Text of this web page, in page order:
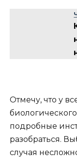
Отмечу, что у
подробные
разобраться.
случая